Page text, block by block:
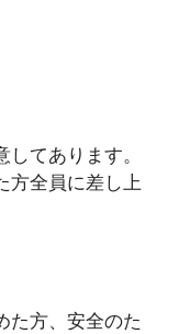
てあります。
方全員に差し上
た方、安全のた